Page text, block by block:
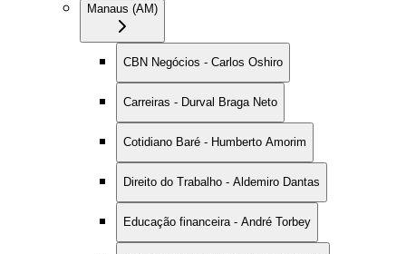
Manaus (AM)
CBN Negócios - Carlos Oshiro
Carreiras - Durval Braga Neto
Cotidiano Baré - Humberto Amorim
Direito do Trabalho - Aldemiro Dantas
Educação financeira - André Torbey